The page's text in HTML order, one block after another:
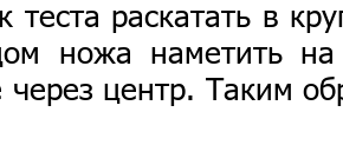
теста раскатать в
ножа наметить
центр. Таким